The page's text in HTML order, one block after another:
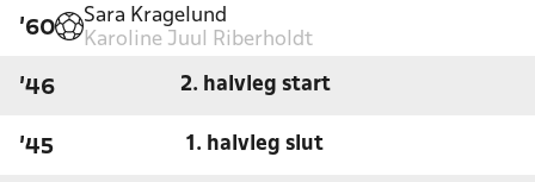
'60
Sara Kragelund
Karoline Juul Riberholdt
'46 2. halvleg start
'45 1. halvleg slut